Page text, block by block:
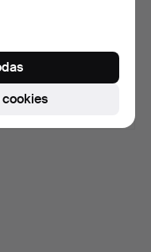
"Casino", Sven E…